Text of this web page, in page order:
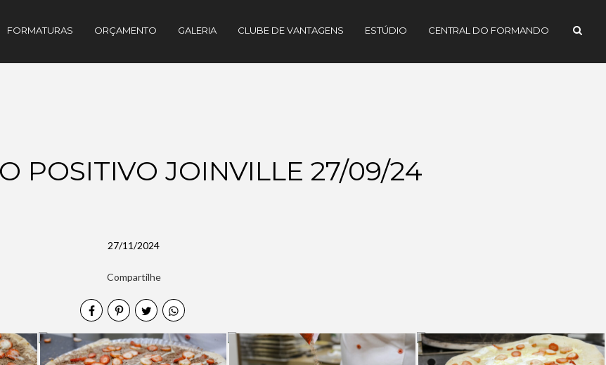
FORMATURAS ORÇAMENTO GALERIA CLUBE DE VANTAGENS ESTÚDIO CENTRAL DO FORMANDO
POSITIVO JOINVILLE 27/09/24
27/11/2024
Compartilhe